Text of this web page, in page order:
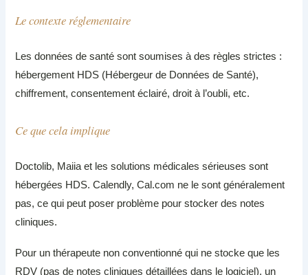
Le contexte réglementaire
Les données de santé sont soumises à des règles strictes :
hébergement HDS (Hébergeur de Données de Santé),
chiffrement, consentement éclairé, droit à l’oubli, etc.
Ce que cela implique
Doctolib, Maiia et les solutions médicales sérieuses sont
hébergées HDS. Calendly, Cal.com ne le sont généralement
pas, ce qui peut poser problème pour stocker des notes
cliniques.
Pour un thérapeute non conventionné qui ne stocke que les
RDV (pas de notes cliniques détaillées dans le logiciel), un